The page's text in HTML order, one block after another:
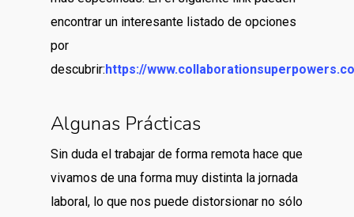
encontrar un interesante listado de opciones
por
descubrir:https://
Algunas Prácticas
Sin duda el trabajar de forma remota hace que
vivamos de una forma muy distinta la jornada
laboral, lo que nos puede distorsionar no sólo